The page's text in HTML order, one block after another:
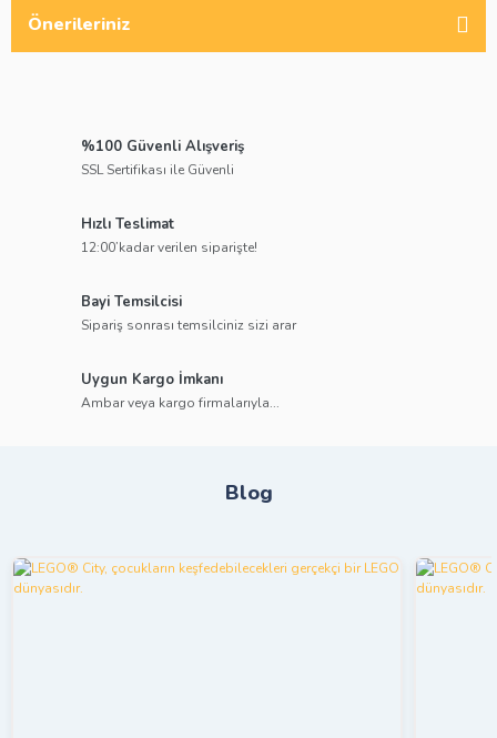
Önerileriniz
%100 Güvenli Alışveriş
SSL Sertifikası ile Güvenli
Hızlı Teslimat
12:00’kadar verilen siparişte!
Bayi Temsilcisi
Sipariş sonrası temsilciniz sizi arar
Uygun Kargo İmkanı
Ambar veya kargo firmalarıyla...
Blog